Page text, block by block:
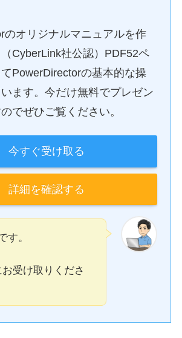
のオリジナルマニュアルを作
CyberLink社公認）PDF52ペ
PowerDirectorの基本的な操
ます。今だけ無料でプレゼン
でぜひご覧ください。
今すぐ受け取る
詳細を確認する
す。
受け取りくださ